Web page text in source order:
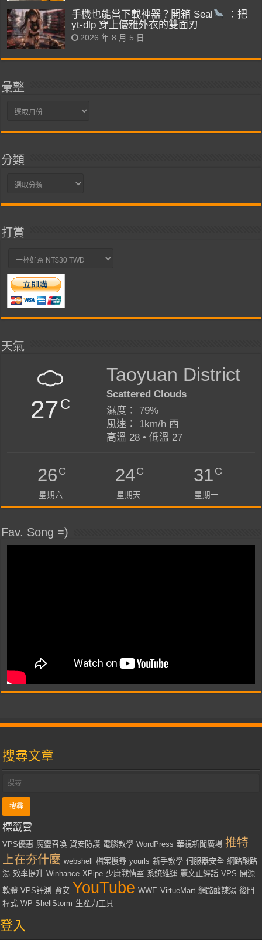
手機也能當下載神器？開箱 Seal
：把
yt-dlp 穿上優雅外衣的雙面刃
2026 年 8 月 5 日
彙整
彙
分類
分
打賞
天氣
27C
Taoyuan District
Scattered Clouds
濕度： 79%
風速： 1km/h 西
高溫 28 • 低溫 27
26C
星期六
24C
星期天
31C
星期一
Fav. Song =)
搜尋文章
標籤雲
VPS優惠 魔靈召喚 資安防護 電腦教學 WordPress 華視新聞廣場 推特
上在夯什麼 webshell 檔案搜尋 yourls 新手教學 伺服器安全 網路酸路
湯 效率提升 Winhance XPipe 少康戰情室 系統維運 麗文正經話 VPS 開源
軟體 VPS評測 資安 YouTube WWE VirtueMart 網路酸辣湯 後門
程式 WP-ShellStorm 生產力工具
登入